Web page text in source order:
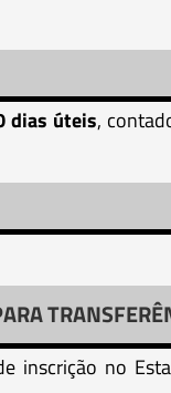
dias úteis,
inscrição no